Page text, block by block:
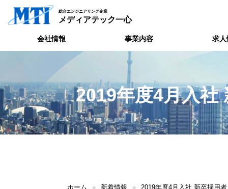
総合エンジニアリング企業
メディアテック一心
会社情報 事業内容 求人
2019年度4月入社
ホーム » 新着情報 » 2019年度4月入社 新卒採用